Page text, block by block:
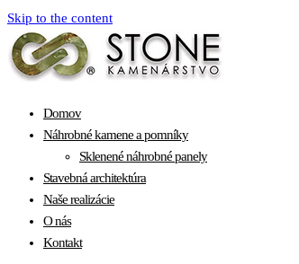
Skip to the content
Domov
Náhrobné kamene a pomníky
Sklenené náhrobné panely
Stavebná architektúra
Naše realizácie
O nás
Kontakt